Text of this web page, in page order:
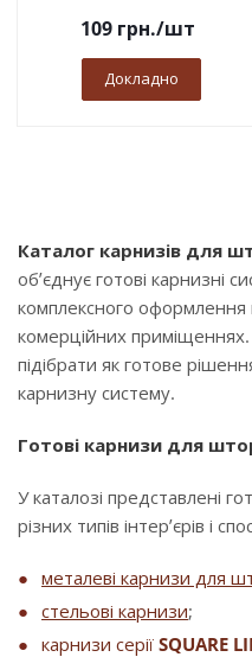
109грн./шт
Докладно
Каталог карнизів для
об’єднує готові карнизні
комплексного оформлення
комерційних
підібрати як готове
карнизну систему.
Готові карнизи для
У каталозі представлені
різних типів інтер’єрів і
металеві карнизи для
стельові карнизи;
карнизи серії SQUARE